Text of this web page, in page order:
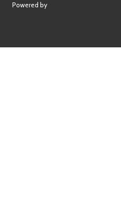
Powered by